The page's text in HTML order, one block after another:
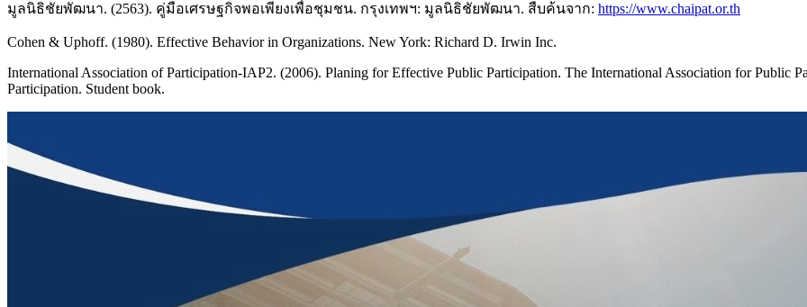
มูลนิธิชัยพัฒนา. (2563). คู่มือเศรษฐกิจพอเพียงเพื่อชุมชน. กรุงเทพฯ: มูลนิธิชัยพัฒนา. สืบค้นจาก: https://www.chaipat.or.th
Cohen & Uphoff. (1980). Effective Behavior in Organizations. New York: Richard D. Irwin Inc.
International Association of Participation-IAP2. (2006). Planing for Effective Public Participation. The International Association for Public
Participation. Student book.